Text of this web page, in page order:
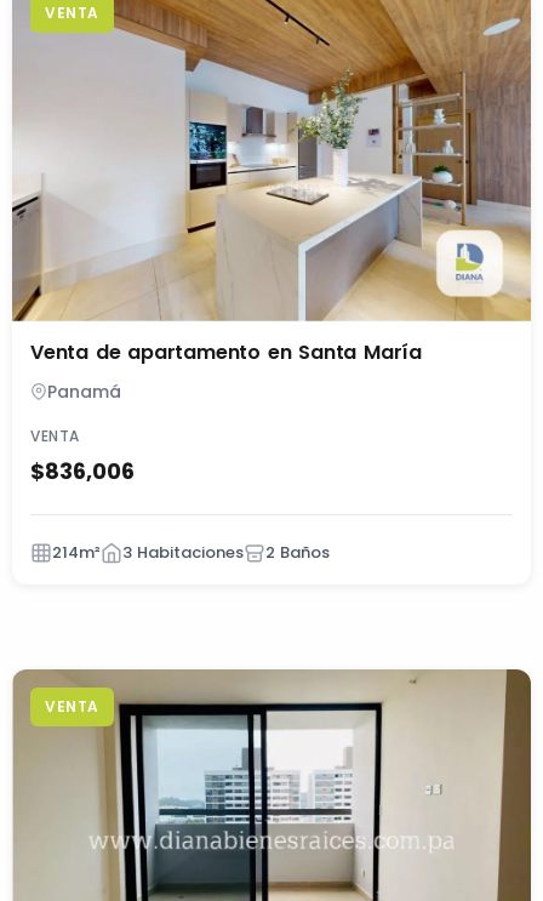
VENTA
Venta de apartamento en Santa María
Panamá
VENTA
$836,006
214m² 3 Habitaciones 2 Baños
VENTA